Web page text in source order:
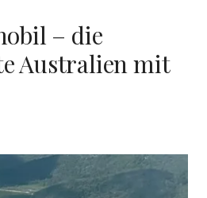
– die
Australien mit